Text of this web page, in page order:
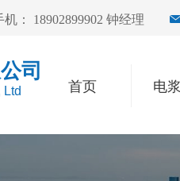
机： 18902899902 钟经理
首页 电
司
Ltd